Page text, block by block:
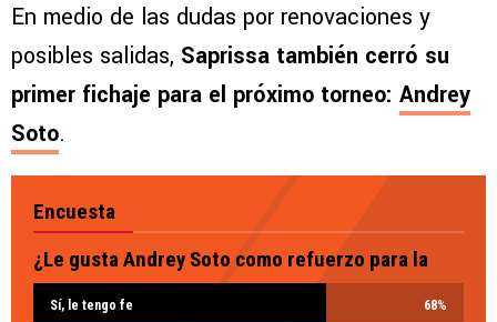
En medio de las dudas por renovaciones y
posibles salidas, Saprissa también cerró su
primer fichaje para el próximo torneo: Andrey
Soto.
Encuesta
¿Le gusta Andrey Soto como refuerzo para la
Sí, le tengo fe 68%